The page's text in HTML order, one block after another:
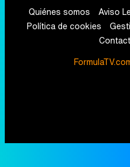
Quiénes somos Aviso
Política de cookies